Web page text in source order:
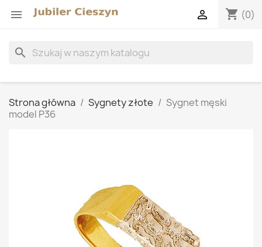
 shopping_cart (0)

search
Strona główna Sygnety złote
Sygnet męski
model P36